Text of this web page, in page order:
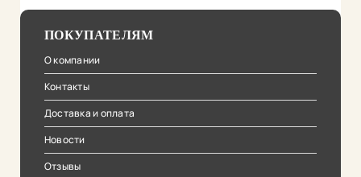
ПОКУПАТЕЛЯМ
О компании
Контакты
Доставка и оплата
Новости
Отзывы